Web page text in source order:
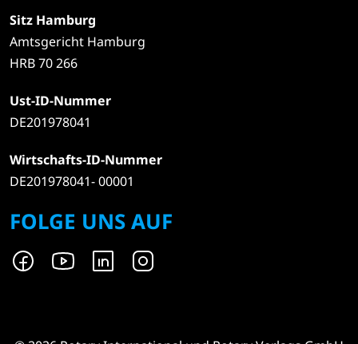
Sitz Hamburg
Amtsgericht Hamburg
HRB 70 266
Ust-ID-Nummer
DE201978041
Wirtschafts-ID-Nummer
DE201978041- 00001
FOLGE UNS AUF